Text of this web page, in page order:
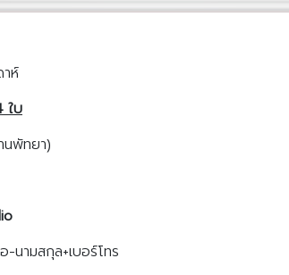
ห์
ใบ
พัทยา)
ามสกุล+เบอร์โทร